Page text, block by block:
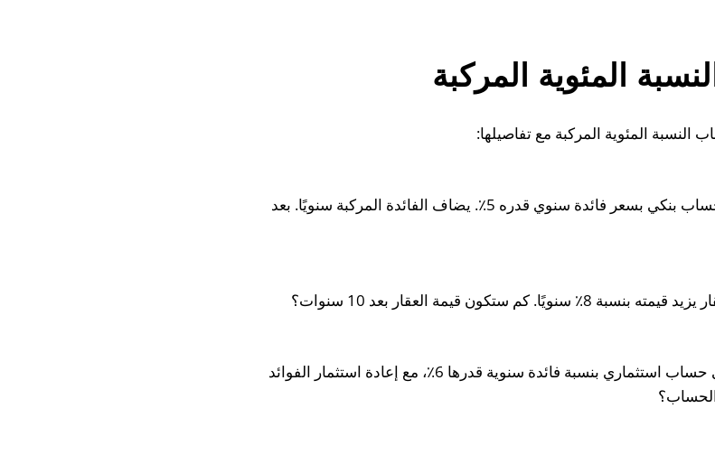
المئوية المركبة
النسبة المئوية المركبة مع تفاصيلها:
يقوم شخص ما بإيداع 1000 دولار في حساب بنكي بسعر فائدة سنوي قدره 5٪. يضاف الفائدة المركبة سنويًا. بعد
شخص يقوم بإيداع 500 دولار شهريًا في حساب استثماري بنسبة فائدة سنوية قدرها 6٪، مع إعادة استثمار الفوائد